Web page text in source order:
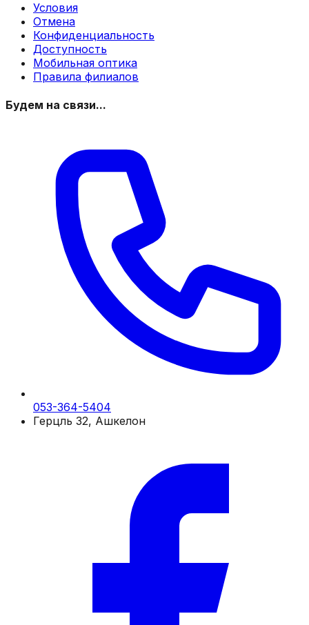
Условия
Отмена
Конфиденциальность
Доступность
Мобильная оптика
Правила филиалов
Будем на связи...
053-364-5404
Герцль 32, Ашкелон